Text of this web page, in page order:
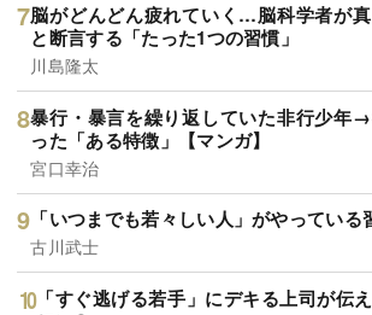
脳がどんどん疲れていく…脳科学者が
と断言する「たった1つの習慣」
川島隆太
暴行・暴言を繰り返していた非行少年
った「ある特徴」【マンガ】
宮口幸治
「いつまでも若々しい人」がやっている
古川武士
「すぐ逃げる若手」にデキる上司が伝